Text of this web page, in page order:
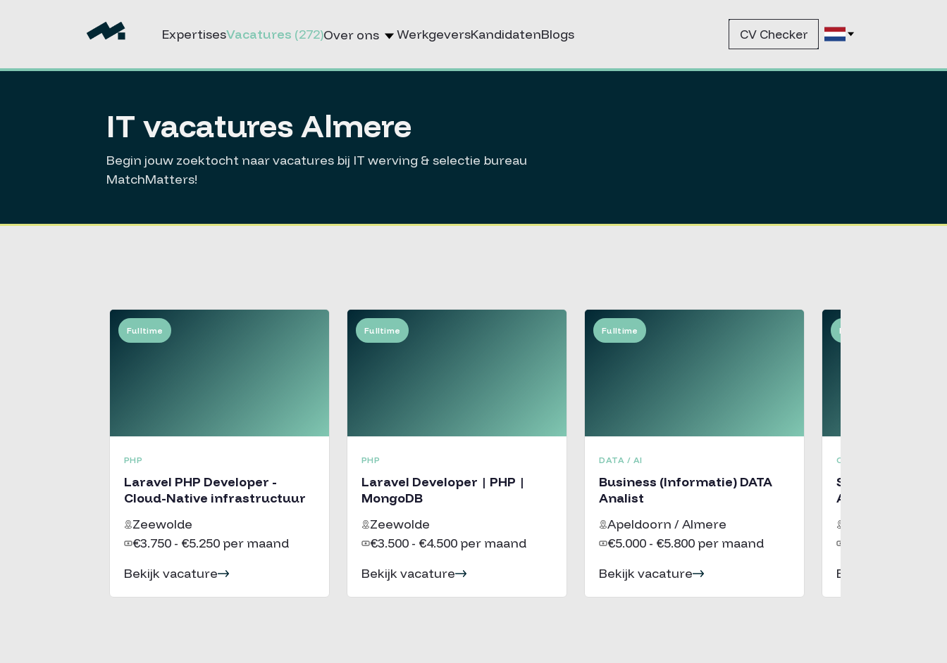
ExpertisesVacatures (272)Over ons WerkgeversKandidatenBlogs CV Checker
IT vacatures Almere
Begin jouw zoektocht naar vacatures bij IT werving & selectie bureau
MatchMatters!
Fulltime
PHP
Laravel PHP Developer -
Cloud-Native infrastructuur
Zeewolde
€3.750 - €5.250 per maand
Bekijk vacature
Fulltime
PHP
Laravel Developer | PHP |
MongoDB
Zeewolde
€3.500 - €4.500 per maand
Bekijk vacature
Fulltime
DATA / AI
Business (Informatie) DATA
Analist
Apeldoorn / Almere
€5.000 - €5.800 per maand
Bekijk vacature
Fulltime
OVERIG
Solution
ArchiMate
Bekijk vacature